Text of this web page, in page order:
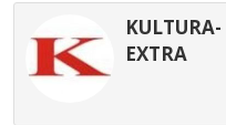
KULTURA-
EXTRA